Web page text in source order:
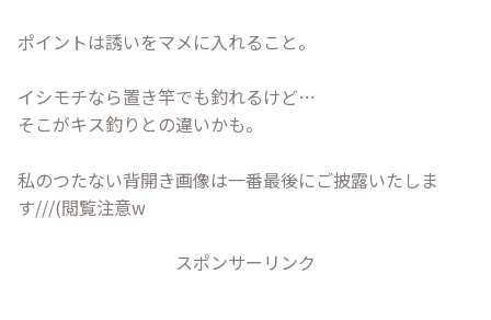
ポイントは誘いをマメに入れること。
イシモチなら置き竿でも釣れるけど…
そこがキス釣りとの違いかも。
私のつたない背開き画像は一番最後にご披露いたしま
す///(閲覧注意w
スポンサーリンク